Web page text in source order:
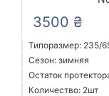
3500 ₴
Типоразмер: 235/
Сезон: зимняя
Остаток
Количество: 2шт